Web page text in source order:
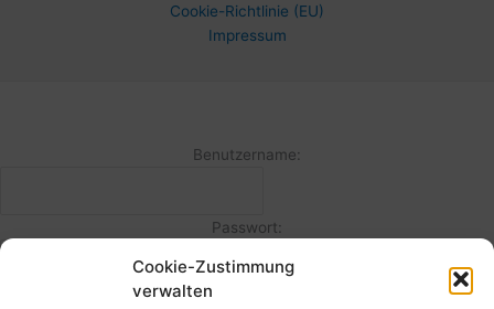
Cookie-Zustimmung
verwalten
Cookie-Richtlinie (EU)
Impressum
Benutzername:
Passwort:
Angemeldet bleiben